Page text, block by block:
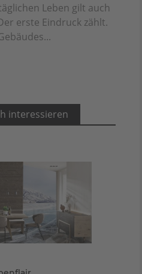
Leben gilt auch
erste Eindruck zählt.
interessieren